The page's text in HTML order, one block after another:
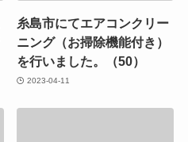
糸島市にてエアコンクリー
ニング（お掃除機能付き）
を行いました。（50）
2023-04-11